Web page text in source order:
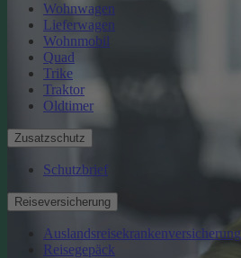
Wohnwagen
Lieferwagen
Wohnmobil
Quad
Trike
Traktor
Oldtimer
Zusatzschutz
Schutzbrief
Reiseversicherung
Auslandsreisekrankenversicherung
Reisegepäck